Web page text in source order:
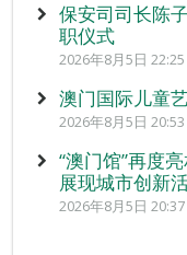
保安司司长陈
职仪式
2026年8月5日 22:25
澳门国际儿童
2026年8月5日 20:53
“澳门馆”再度
展现城市创新
2026年8月5日 20:37